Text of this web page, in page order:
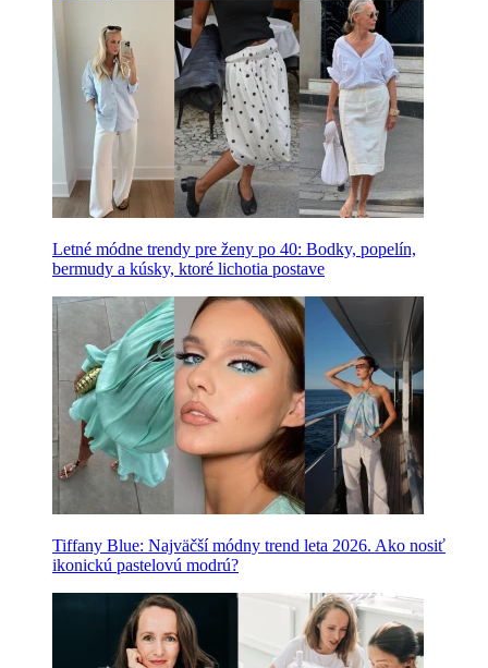
Letné módne trendy pre ženy po 40: Bodky, popelín,
bermudy a kúsky, ktoré lichotia postave
Tiffany Blue: Najväčší módny trend leta 2026. Ako nosiť
ikonickú pastelovú modrú?